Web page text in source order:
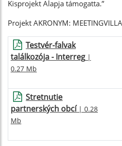
Kisprojekt Alapja támogatta.”
Projekt AKRONYM:
Testvér-falvak
találkozója - Interreg |
0.27 Mb
Stretnutie
partnerských obcí| 0.28
Mb